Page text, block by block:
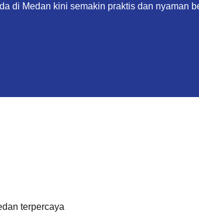
di Medan kini semakin praktis dan nyaman
terpercaya